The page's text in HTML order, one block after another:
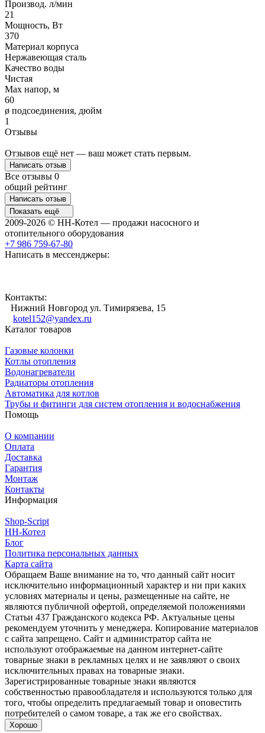
Производ. л/мин
21
Мощность, Вт
370
Материал корпуса
Нержавеющая сталь
Качество воды
Чистая
Max напор, м
60
ø подсоединения, дюйм
1
Отзывы
Отзывов ещё нет — ваш может стать первым.
Написать отзыв
Все отзывы 0
общий рейтинг
Написать отзыв
Показать ещё
2009-2026 © НН-Котел — продажи насосного и
отопительного оборудования
+7 986 759-67-80
Написать в мессенджеры:
Контакты:
Нижний Новгород ул. Тимирязева, 15
kotel152@yandex.ru
Каталог товаров
Газовые колонки
Котлы отопления
Водонагреватели
Радиаторы отопления
Автоматика для котлов
Трубы и фитинги для систем отопления и водоснабжения
Помощь
О компании
Оплата
Доставка
Гарантия
Монтаж
Контакты
Информация
Shop-Script
НН-Котел
Блог
Политика персональных данных
Карта сайта
Обращаем Ваше внимание на то, что данный сайт носит
исключительно информационный характер и ни при каких
условиях материалы и цены, размещенные на сайте, не
являются публичной офертой, определяемой положениями
Статьи 437 Гражданского кодекса РФ. Актуальные цены
рекомендуем уточнить у менеджера. Копирование материалов
с сайта запрещено. Сайт и администратор сайта не
используют отображаемые на данном интернет-сайте
товарные знаки в рекламных целях и не заявляют о своих
исключительных правах на товарные знаки.
Зарегистрированные товарные знаки являются
собственностью правообладателя и используются только для
того, чтобы определить предлагаемый товар и оповестить
потребителей о самом товаре, а так же его свойствах.
Хорошо